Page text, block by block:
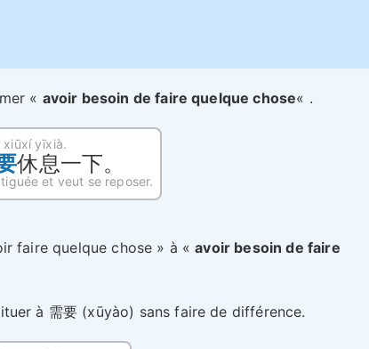
« avoir besoin de faire quelque chose« .
xiūxí yīxià.
休息一下。
et veut se reposer.
faire quelque chose » à «avoir besoin de faire
à 需要 (xūyào) sans faire de différence.